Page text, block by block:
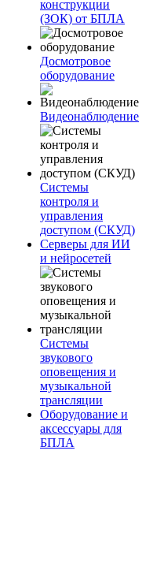
конструкции
(ЗОК) от БПЛА
Досмотровое
оборудование
Видеонаблюдение
Системы
контроля и
управления
доступом (СКУД)
Серверы для ИИ
и нейросетей
Системы
звукового
оповещения и
музыкальной
трансляции
Оборудование и
аксессуары для
БПЛА